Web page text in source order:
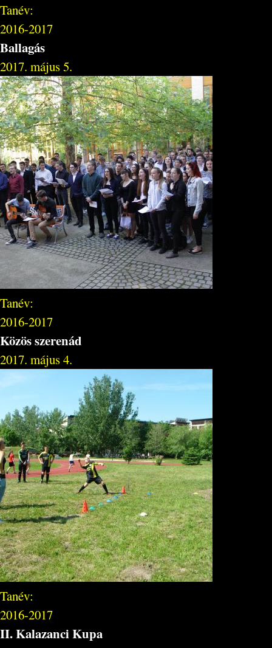
Tanév:
2016-2017
Ballagás
2017. május 5.
Tanév:
2016-2017
Közös szerenád
2017. május 4.
Tanév:
2016-2017
II. Kalazanci Kupa